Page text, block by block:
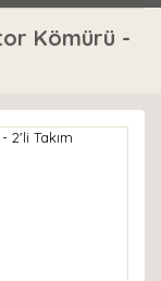
Kömürü -